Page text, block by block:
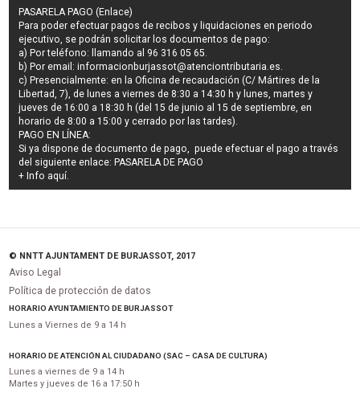
PASARELA PAGO (Enlace)
Para poder efectuar pagos derecibos y liquidaciones en periodo
ejecutivo, se podrán solicitar los documentos de pago:
a) Por teléfono: llamando al 96 316 05 65.
b) Por email:informacionburjassot@atenciontributaria.es.
c) Presencialmente: en la Oficina de recaudación (C/ Mártires de la
Libertad, 7), de lunes a viernes de 8:30 a 14:30 h y lunes, martes y
jueves de 16:00 a 18:30 h (del 15 de junio al 15 de septiembre, en
horario de 8:00 a 15:00 y cerrado por las tardes).
PAGO EN LÍNEA:
Si ya dispone de documento de pago, puede efectuar el pago a través
del siguiente enlace: PASARELA DE PAGO
+ Info aquí.
© NNTT AJUNTAMENT DE BURJASSOT, 2017
Aviso Legal
Política de protección de datos
HORARIO AYUNTAMIENTO DE BURJASSOT
Lunes a Viernes de 9 a 14 h
HORARIO DE ATENCIÓN AL CIUDADANO (SAC – CASA DE CULTURA)
Lunes a viernes de 9 a 14 h
Martes y jueves de 16 a 17:50 h